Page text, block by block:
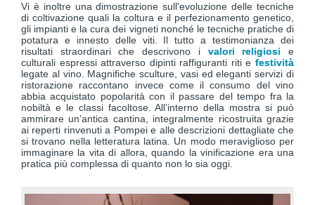
Vi è inoltre una dimostrazione sull'evoluzione delle tecniche
di coltivazione quali la coltura e il perfezionamento genetico,
gli impianti e la cura dei vigneti nonché le tecniche pratiche di
potatura e innesto delle viti. Il tutto a testimonianza dei
risultati straordinari che descrivono i valori religiosi e
culturali espressi attraverso dipinti raffiguranti riti e festività
legate al vino. Magnifiche sculture, vasi ed eleganti servizi di
ristorazione raccontano invece come il consumo del vino
abbia acquistato popolarità con il passare del tempo fra la
nobiltà e le classi facoltose. All’interno della mostra si può
ammirare un’antica cantina, integralmente ricostruita grazie
ai reperti rinvenuti a Pompei e alle descrizioni dettagliate che
si trovano nella letteratura latina. Un modo meraviglioso per
immaginare la vita di allora, quando la vinificazione era una
pratica più complessa di quanto non lo sia oggi.